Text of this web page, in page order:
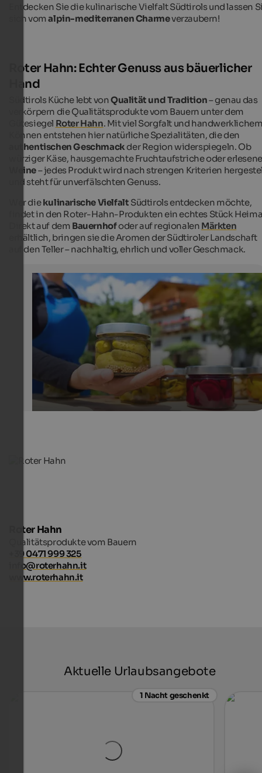
Entdecken Sie die kulinarische Vielfalt Südtirols und lassen
sich vomalpin-mediterranen Charmeverzaubern!
Qualitätsprodukte - Roter Hahn
Die vielfältigen Produkte von „Roter Hahn“ sind direkt
Bauernhöfen und auf Bauernmärkten erhältlich.
SBB/Roter Hahn
Roter Hahn: Echter Genuss aus bäuerlicher
Hand
Südtirols Küche lebt vonQualität und Tradition– genau das
verkörpern die Qualitätsprodukte vom Bauern unter dem
Gütesiegel Roter Hahn. Mit viel Sorgfalt und
Können entstehen hier natürliche Spezialitäten, die den
authentischen Geschmackder Region widerspiegeln. Ob
würziger Käse, hausgemachte Fruchtaufstriche oder erlesene
Weine– jedes Produkt wird nach strengen Kriterien
und steht für unverfälschten Genuss.
Wer diekulinarische Vielfalt Südtirols entdecken möchte,
findet in den Roter-Hahn-Produkten ein echtes Stück
Direkt auf dem Bauernhofoder auf regionalen Märkten
erhältlich, bringen sie die Aromen der Südtiroler Landschaft
auf den Teller – nachhaltig, ehrlich und voller Geschmack.
Roter Hahn
Qualitätsprodukte vom Bauern
+39 0471 999 325
info@roterhahn.it
www.roterhahn.it
Aktuelle Urlaubsangebote
1 Nacht geschenkt